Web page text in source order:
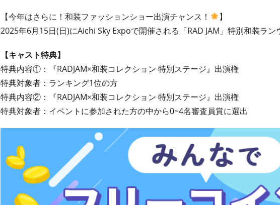
【今年はさらに！和装ファッションショー出演チャンス！
】
2025年6月15日(日)にAichi Sky Expoで開催される「RAD JAM」特別和装ラン
【キャスト特典】
特典内容①：『RADJAM×和装コレクション 特別ステージ』出演権
特典対象者：ランキング1位の方
特典内容②：『RADJAM×和装コレクション 特別ステージ』出演権
特典対象者：イベントに参加された方の中から0~4名審査員賞に選出